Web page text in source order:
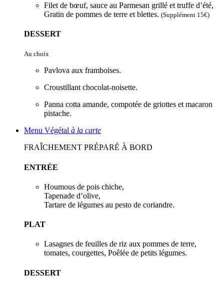
Filet de bœuf, sauce au Parmesan grillé et truffe d’été,
Gratin de pommes de terre et blettes. (Supplément 15€)
DESSERT
Au choix
Pavlova aux framboises.
Croustillant chocolat-noisette.
Panna cotta amande, compotée de griottes et macaron
pistache.
Menu Végétal à la carte
FRAÎCHEMENT PRÉPARÉ À BORD
ENTRÉE
Houmous de pois chiche,
Tapenade d’olive,
Tartare de légumes au pesto de coriandre.
PLAT
Lasagnes de feuilles de riz aux pommes de terre,
tomates, courgettes, Poêlée de petits légumes.
DESSERT